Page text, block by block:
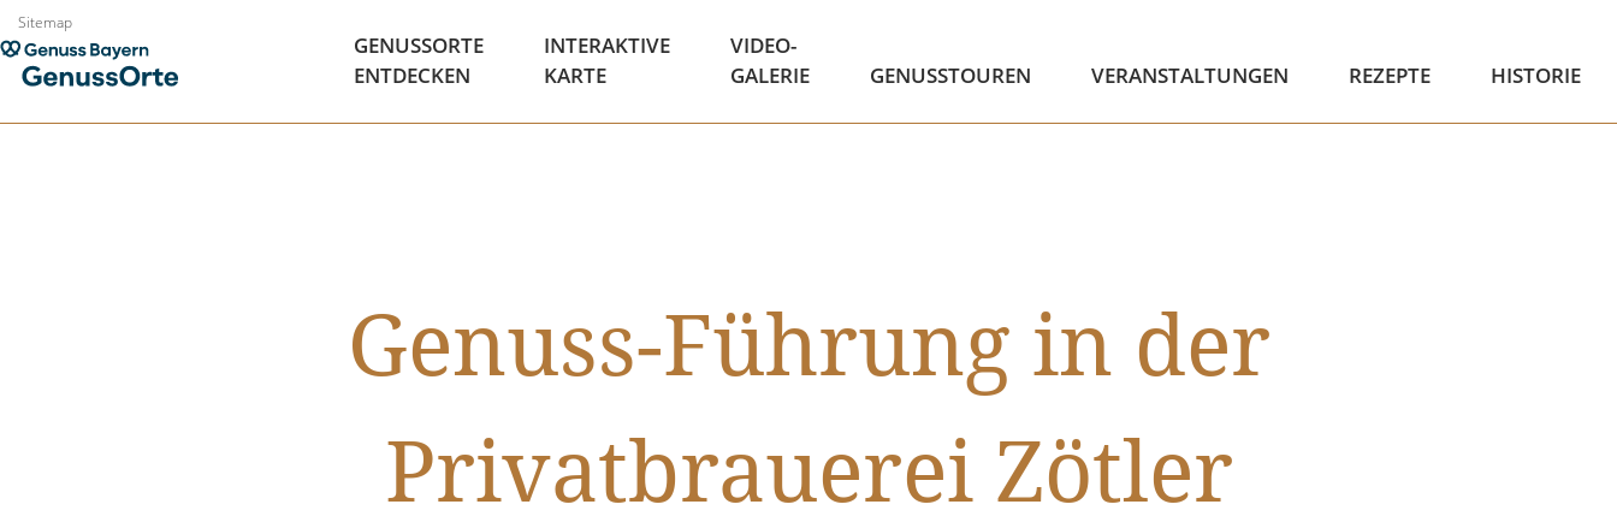
Zum
Inhalt
springen
Sitemap
GENUSSORTE
ENTDECKEN
INTERAKTIVE
KARTE
VIDEO-
GALERIE
GENUSSTOUREN VERANSTALTUNGEN REZEPTE HISTORIE
Genuss-Führung in der
Privatbrauerei Zötler